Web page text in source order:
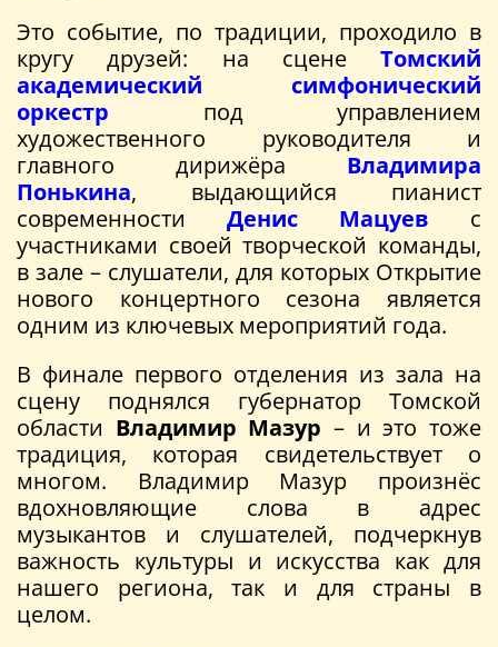
Это событие, по традиции, проходило в
кругу друзей: на сцене Томский
академический симфонический
оркестр под управлением
художественного руководителя и
главного дирижёра Владимира
Понькина, выдающийся пианист
современности Денис Мацуев с
участниками своей творческой команды,
в зале – слушатели, для которых Открытие
нового концертного сезона является
одним из ключевых мероприятий года.
В финале первого отделения из зала на
сцену поднялся губернатор Томской
области Владимир Мазур – и это тоже
традиция, которая свидетельствует о
многом. Владимир Мазур произнёс
вдохновляющие слова в адрес
музыкантов и слушателей, подчеркнув
важность культуры и искусства как для
нашего региона, так и для страны в
целом.